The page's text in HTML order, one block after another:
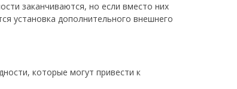
заканчиваются, но если вместо них
установка дополнительного внешнего
которые могут привести к